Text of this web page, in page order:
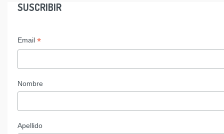
SUSCRIBIR
Email *
Nombre
Apellido